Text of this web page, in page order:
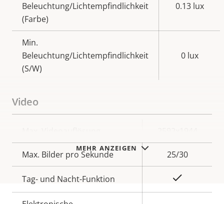
MEHR ANZEIGEN
Beleuchtung/Lichtempfindlichkeit
(Farbe)
0.13 lux
Min.
Beleuchtung/Lichtempfindlichkeit
(S/W)
0 lux
Video
Max. Bilder pro Sekunde 25/30
Tag- und Nacht-Funktion